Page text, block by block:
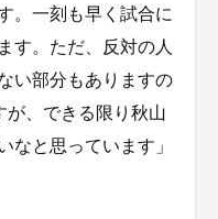
。一刻も早く試合に
す。ただ、反対の人
い部分もありますの
、できる限り秋山
なと思っています」